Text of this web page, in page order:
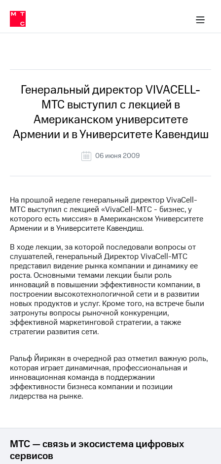
Медиа-центр
и акционерам
Устойчивое развитие
Комплаенс и деловая этика
компании
Карьера
История
компании
Руководство
региона
информация
Медиа-центр
Пресс-
релизы
о технологиях
Достижения
Интервью
Финансовая
отчетность
Контакты
в
регионе
и акционерам
Корпоративное
Корпоративный
Раскрытие
информации
в МТС
Пресс-
релизы
МТС
о технологиях
Генеральный директор VIVACELL-
МТС выступил с лекцией в
Американском университете
Армении и в Университете Кавендиш
06 июня 2009
На прошлой неделе генеральный директор VivaCell-
МТС выступил с лекцией «VivaCell-МТС - бизнес, у
которого есть миссия» в Американском Университете
Армении и в Университете Кавендиш.
В ходе лекции, за которой последовали вопросы от
слушателей, генеральный Директор VivaCell-МТС
представил видение рынка компании и динамику ее
роста. Основными темами лекции были роль
инноваций в повышении эффективности компании, в
построении высокотехнологичной сети и в развитии
новых продуктов и услуг. Кроме того, на встрече были
затронуты вопросы рыночной конкуренции,
эффективной маркетинговой стратегии, а также
стратегии развития сети.
Ральф Йирикян в очередной раз отметил важную роль,
которая играет динамичная, профессиональная и
инновационная команда в поддержании
эффективности бизнеса компании и позиции
лидерства на рынке.
МТС — связь и экосистема цифровых
сервисов